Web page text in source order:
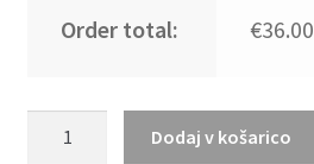
Order total: €36.00
Dodaj v košarico